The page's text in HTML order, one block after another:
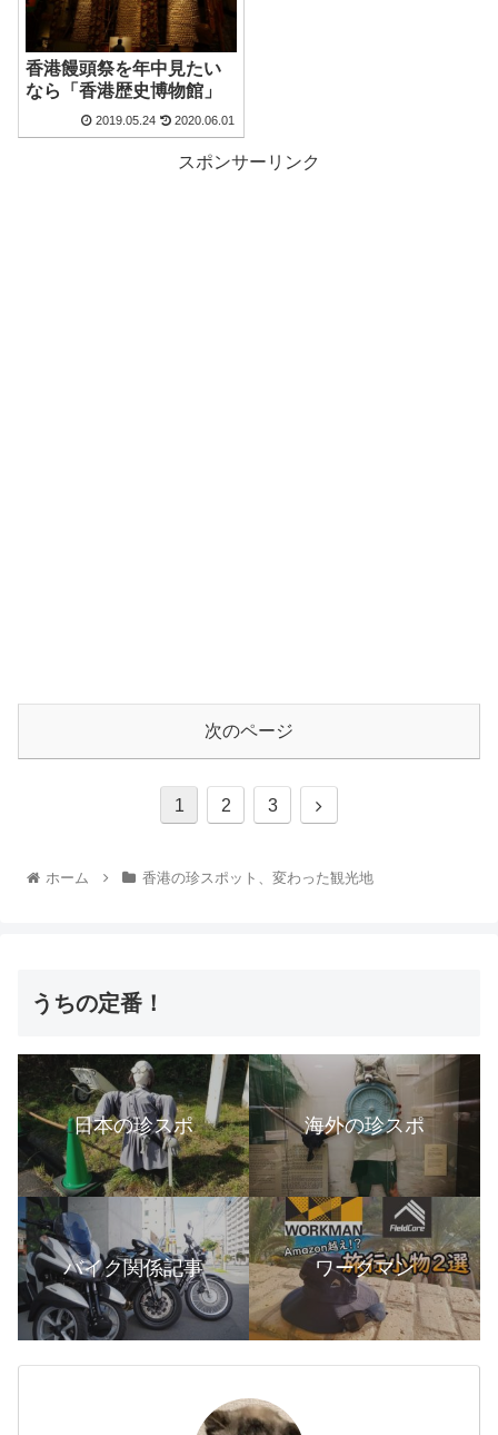
香港饅頭祭を年中見たい
なら「香港歴史博物館」
2019.05.24 2020.06.01
スポンサーリンク
次のページ
1 2 3
ホーム 香港の珍スポット、変わった観光地
うちの定番！
日本の珍スポ 海外の珍スポ
バイク関係記事 ワークマン